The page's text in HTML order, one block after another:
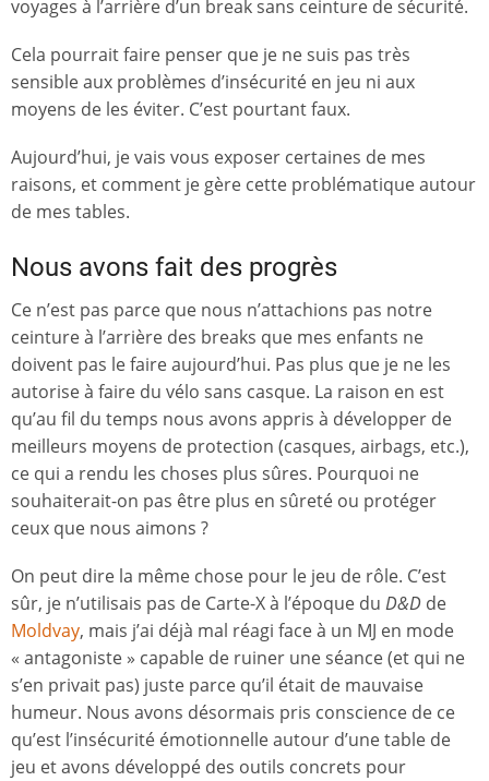
voyages à l’arrière d’un break sans ceinture de sécurité.
Cela pourrait faire penser que je ne suis pas très
sensible aux problèmes d’insécurité en jeu ni aux
moyens de les éviter. C’est pourtant faux.
Aujourd’hui, je vais vous exposer certaines de mes
raisons, et comment je gère cette problématique autour
de mes tables.
Nous avons fait des progrès
Ce n’est pas parce que nous n’attachions pas notre
ceinture à l’arrière des breaks que mes enfants ne
doivent pas le faire aujourd’hui. Pas plus que je ne les
autorise à faire du vélo sans casque. La raison en est
qu’au fil du temps nous avons appris à développer de
meilleurs moyens de protection (casques, airbags, etc.),
ce qui a rendu les choses plus sûres. Pourquoi ne
souhaiterait-on pas être plus en sûreté ou protéger
ceux que nous aimons ?
On peut dire la même chose pour le jeu de rôle. C’est
sûr, je n’utilisais pas de Carte-X à l’époque du D&D de
Moldvay, mais j’ai déjà mal réagi face à un MJ en mode
« antagoniste » capable de ruiner une séance (et qui ne
s’en privait pas) juste parce qu’il était de mauvaise
humeur. Nous avons désormais pris conscience de ce
qu’est l’insécurité émotionnelle autour d’une table de
jeu et avons développé des outils concrets pour